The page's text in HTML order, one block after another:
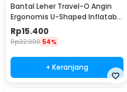
Bantal Leher Travel-O Angin
Ergonomis U-Shaped Inflatable
Neck Pillow - RH40
Rp15.400
Rp32.900 54%
+ Keranjang